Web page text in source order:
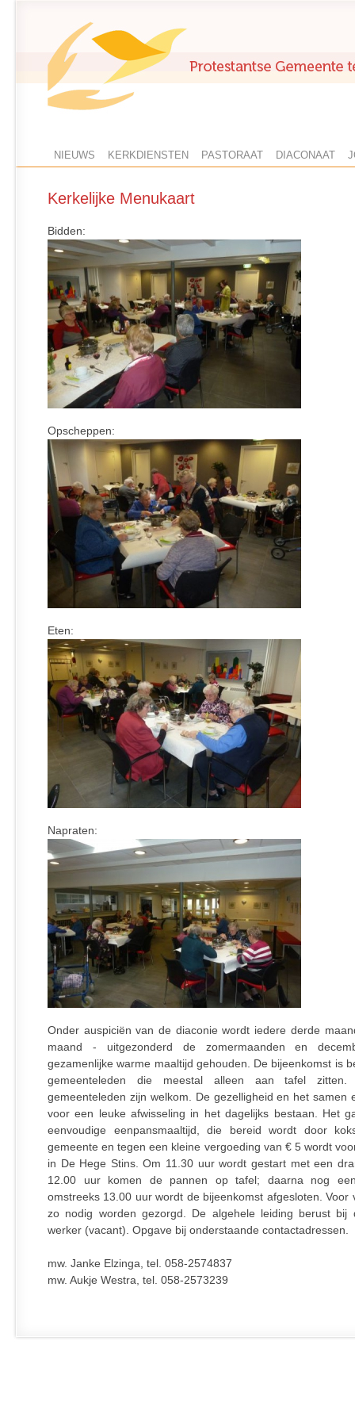
NIEUWS KERKDIENSTEN PASTORAAT DIACONAAT
Kerkelijke Menukaart
Bidden:
Opscheppen:
Eten:
Napraten:
Onder auspiciën van de diaconie wordt iedere derde
maand - uitgezonderd de zomermaanden en
gezamenlijke warme maaltijd gehouden. De bijeenkomst is
gemeenteleden die meestal alleen aan tafel
gemeenteleden zijn welkom. De gezelligheid en het samen
voor een leuke afwisseling in het dagelijks bestaan. Het
eenvoudige eenpansmaaltijd, die bereid wordt door
gemeente en tegen een kleine vergoeding van € 5 wordt
in De Hege Stins. Om 11.30 uur wordt gestart met een
12.00 uur komen de pannen op tafel; daarna nog
omstreeks 13.00 uur wordt de bijeenkomst afgesloten. Voor
zo nodig worden gezorgd. De algehele leiding berust bij
werker (vacant). Opgave bij onderstaande contactadressen.
mw. Janke Elzinga, tel. 058-2574837
mw. Aukje Westra, tel. 058-2573239